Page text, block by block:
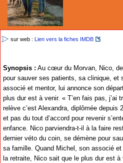
sur web : Lien vers la fiches IMDB
Synopsis : Au cœur du Morvan, Nico,
pour sauver ses patients, sa clinique, et
associé et mentor, lui annonce son
plus dur est à venir. « T’en fais pas,
relève c’est Alexandra, diplômée depuis
et pas du tout d’accord pour revenir
enfance. Nico parviendra-t-il à la faire
dernier véto du coin, se démène pour
sa famille. Quand Michel, son associé
la retraite, Nico sait que le plus dur est à